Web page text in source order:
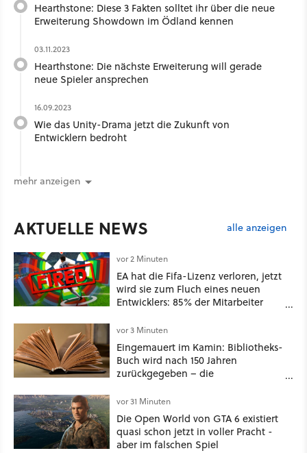
Hearthstone: Diese 3 Fakten solltet ihr über die neue
Erweiterung Showdown im Ödland kennen
03.11.2023
Hearthstone: Die nächste Erweiterung will gerade
neue Spieler ansprechen
16.09.2023
Wie das Unity-Drama jetzt die Zukunft von
Entwicklern bedroht
mehr anzeigen
AKTUELLE NEWS alle anzeigen
vor 2 Minuten
EA hat die Fifa-Lizenz verloren, jetzt
wird sie zum Fluch eines neuen
Entwicklers: 85% der Mitarbeiter
vor 3 Minuten
Eingemauert im Kamin: Bibliotheks-
Buch wird nach 150 Jahren
zurückgegeben – die
vor 31 Minuten
Die Open World von GTA 6 existiert
quasi schon jetzt in voller Pracht -
aber im falschen Spiel